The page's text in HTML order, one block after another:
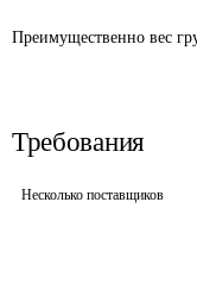
Требования
Несколько поставщиков